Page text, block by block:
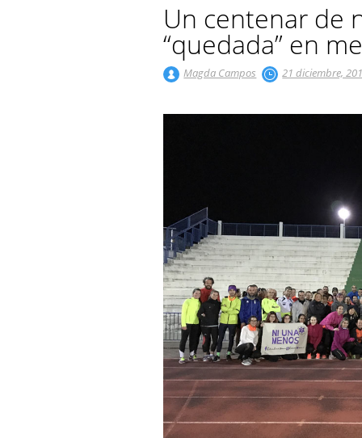
Un centenar de
“quedada” en
Magda Campos 21 diciembre,